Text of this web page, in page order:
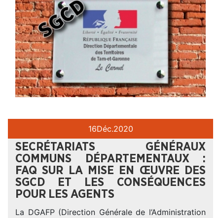
16Déc.2020
SECRÉTARIATS GÉNÉRAUX
COMMUNS DÉPARTEMENTAUX :
FAQ SUR LA MISE EN ŒUVRE DES
SGCD ET LES CONSÉQUENCES
POUR LES AGENTS
La DGAFP (Direction Générale de l’Administration